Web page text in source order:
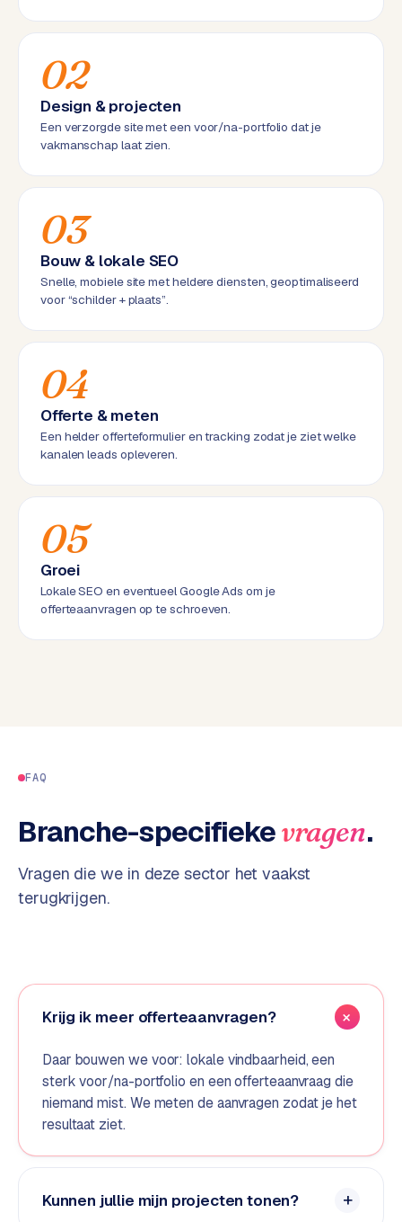
d
L
a
b
e
5
C
y
c
l
s
f
t
w
a
e
W
o
o
C
o
S
O
u
t
e
s
t
e
e
02
Design & projecten
Een verzorgde site met een voor/na-portfolio dat je
vakmanschap laat zien.
03
Bouw & lokale SEO
Snelle, mobiele site met heldere diensten, geoptimaliseerd
voor “schilder + plaats”.
04
Offerte & meten
Een helder offerteformulier en tracking zodat je ziet welke
kanalen leads opleveren.
05
Groei
Lokale SEO en eventueel Google Ads om je
offerteaanvragen op te schroeven.
FAQ
Branche-specifiekevragen.
Vragen die we in deze sector het vaakst
terugkrijgen.
Krijg ik meer offerteaanvragen?
Daar bouwen we voor: lokale vindbaarheid, een
sterk voor/na-portfolio en een offerteaanvraag die
niemand mist. We meten de aanvragen zodat je het
resultaat ziet.
Kunnen jullie mijn projecten tonen?